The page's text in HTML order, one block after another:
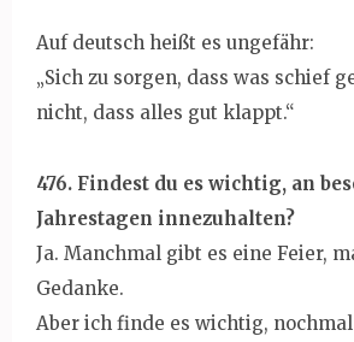
Auf deutsch heißt es ungefähr:
„Sich zu sorgen, dass was schief
nicht, dass alles gut klappt.“
476. Findest du es wichtig, an
Jahrestagen innezuhalten?
Ja. Manchmal gibt es eine Feier,
Gedanke.
Aber ich finde es wichtig,